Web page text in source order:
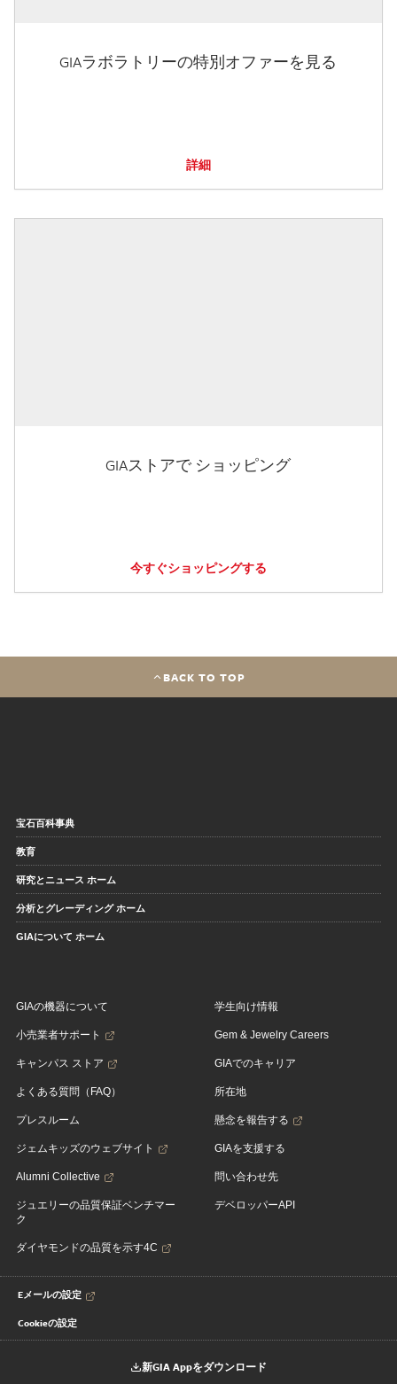
GIAラボラトリーの特別オファーを見る
詳細
GIAストアで ショッピング
今すぐショッピングする
BACK TO TOP
宝石百科事典
教育
研究とニュース ホーム
分析とグレーディング ホーム
GIAについて ホーム
GIAの機器について
小売業者サポート
キャンパス ストア
よくある質問（FAQ）
プレスルーム
ジェムキッズのウェブサイト
Alumni Collective
ジュエリーの品質保証ベンチマー
ク
ダイヤモンドの品質を示す4C
学生向け情報
Gem & Jewelry Careers
GIAでのキャリア
所在地
懸念を報告する
GIAを支援する
問い合わせ先
デベロッパーAPI
Eメールの設定
Cookieの設定
新GIA Appをダウンロード